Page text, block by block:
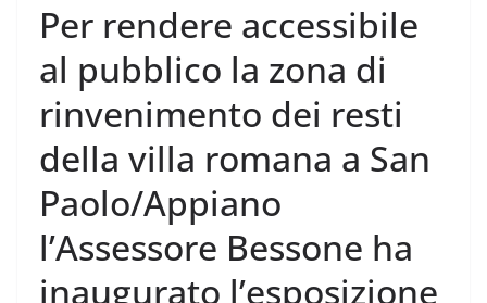
Per rendere accessibile
al pubblico la zona di
rinvenimento dei resti
della villa romana a San
Paolo/Appiano
l’Assessore Bessone ha
inaugurato l’esposizione